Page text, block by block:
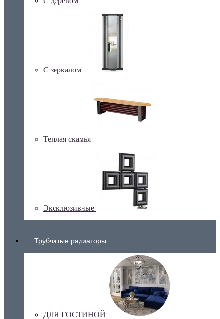
С зеркалом
Теплая скамья
Эксклюзивные
Трубчатые радиаторы
ДЛЯ ГОСТИНОЙ